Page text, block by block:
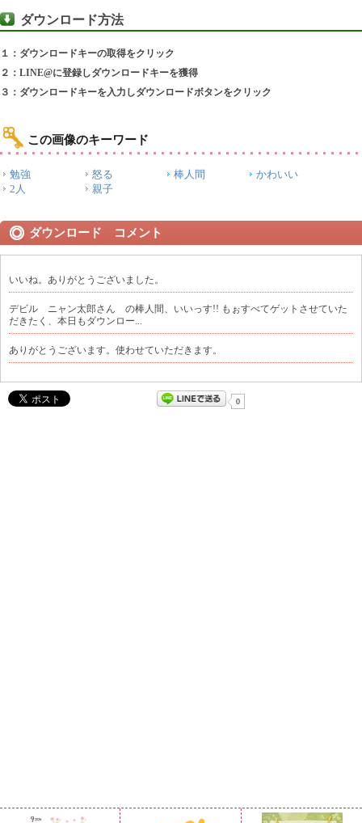
ダウンロード方法
１：ダウンロードキーの取得をクリック
２：LINE@に登録しダウンロードキーを獲得
３：ダウンロードキーを入力しダウンロードボタンをクリック
この画像のキーワード
勉強 怒る 棒人間
かわいい
2人
親子
ダウンロード コメント
いいね。ありがとうございました。
デビル ニャン太郎さん の棒人間、いいっす!! もぉすべてゲットさせていた
だきたく、本日もダウンロー...
ありがとうございます。使わせていただきます。
0